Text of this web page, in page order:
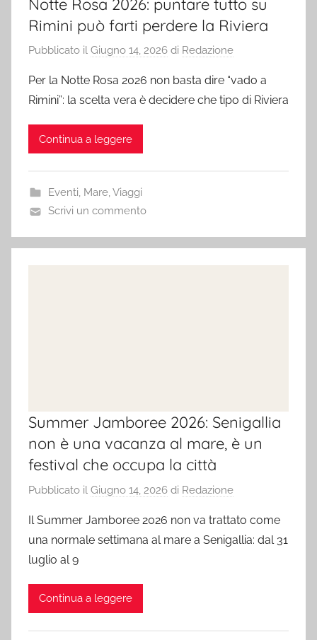
Notte Rosa 2026: puntare tutto su
Rimini può farti perdere la Riviera
Pubblicato il Giugno 14, 2026 di Redazione
Per la Notte Rosa 2026 non basta dire “vado a
Rimini”: la scelta vera è decidere che tipo di Riviera
Continua a leggere
Eventi, Mare,Viaggi
Scrivi un commento
Summer Jamboree 2026: Senigallia
non è una vacanza al mare, è un
festival che occupa la città
Pubblicato il Giugno 14, 2026 di Redazione
Il Summer Jamboree 2026 non va trattato come
una normale settimana al mare a Senigallia: dal 31
luglio al 9
Continua a leggere